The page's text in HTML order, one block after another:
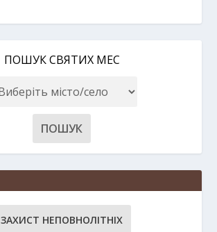
ПОШУК СВЯТИХ МЕС
ЗАХИСТ НЕПОВНОЛІТНІХ